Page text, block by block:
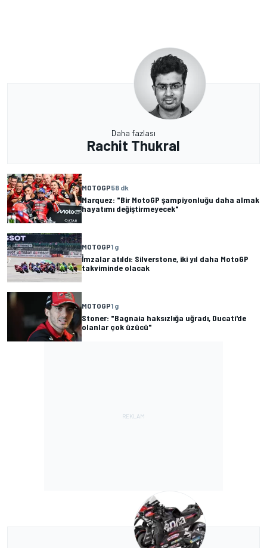
Daha fazlası
Rachit Thukral
MOTOGP58 dk
Marquez: "Bir MotoGP şampiyonluğu daha almak
hayatımı değiştirmeyecek"
MOTOGP1 g
İmzalar atıldı: Silverstone, iki yıl daha MotoGP
takviminde olacak
MOTOGP1 g
Stoner: "Bagnaia haksızlığa uğradı, Ducati'de
olanlar çok üzücü"